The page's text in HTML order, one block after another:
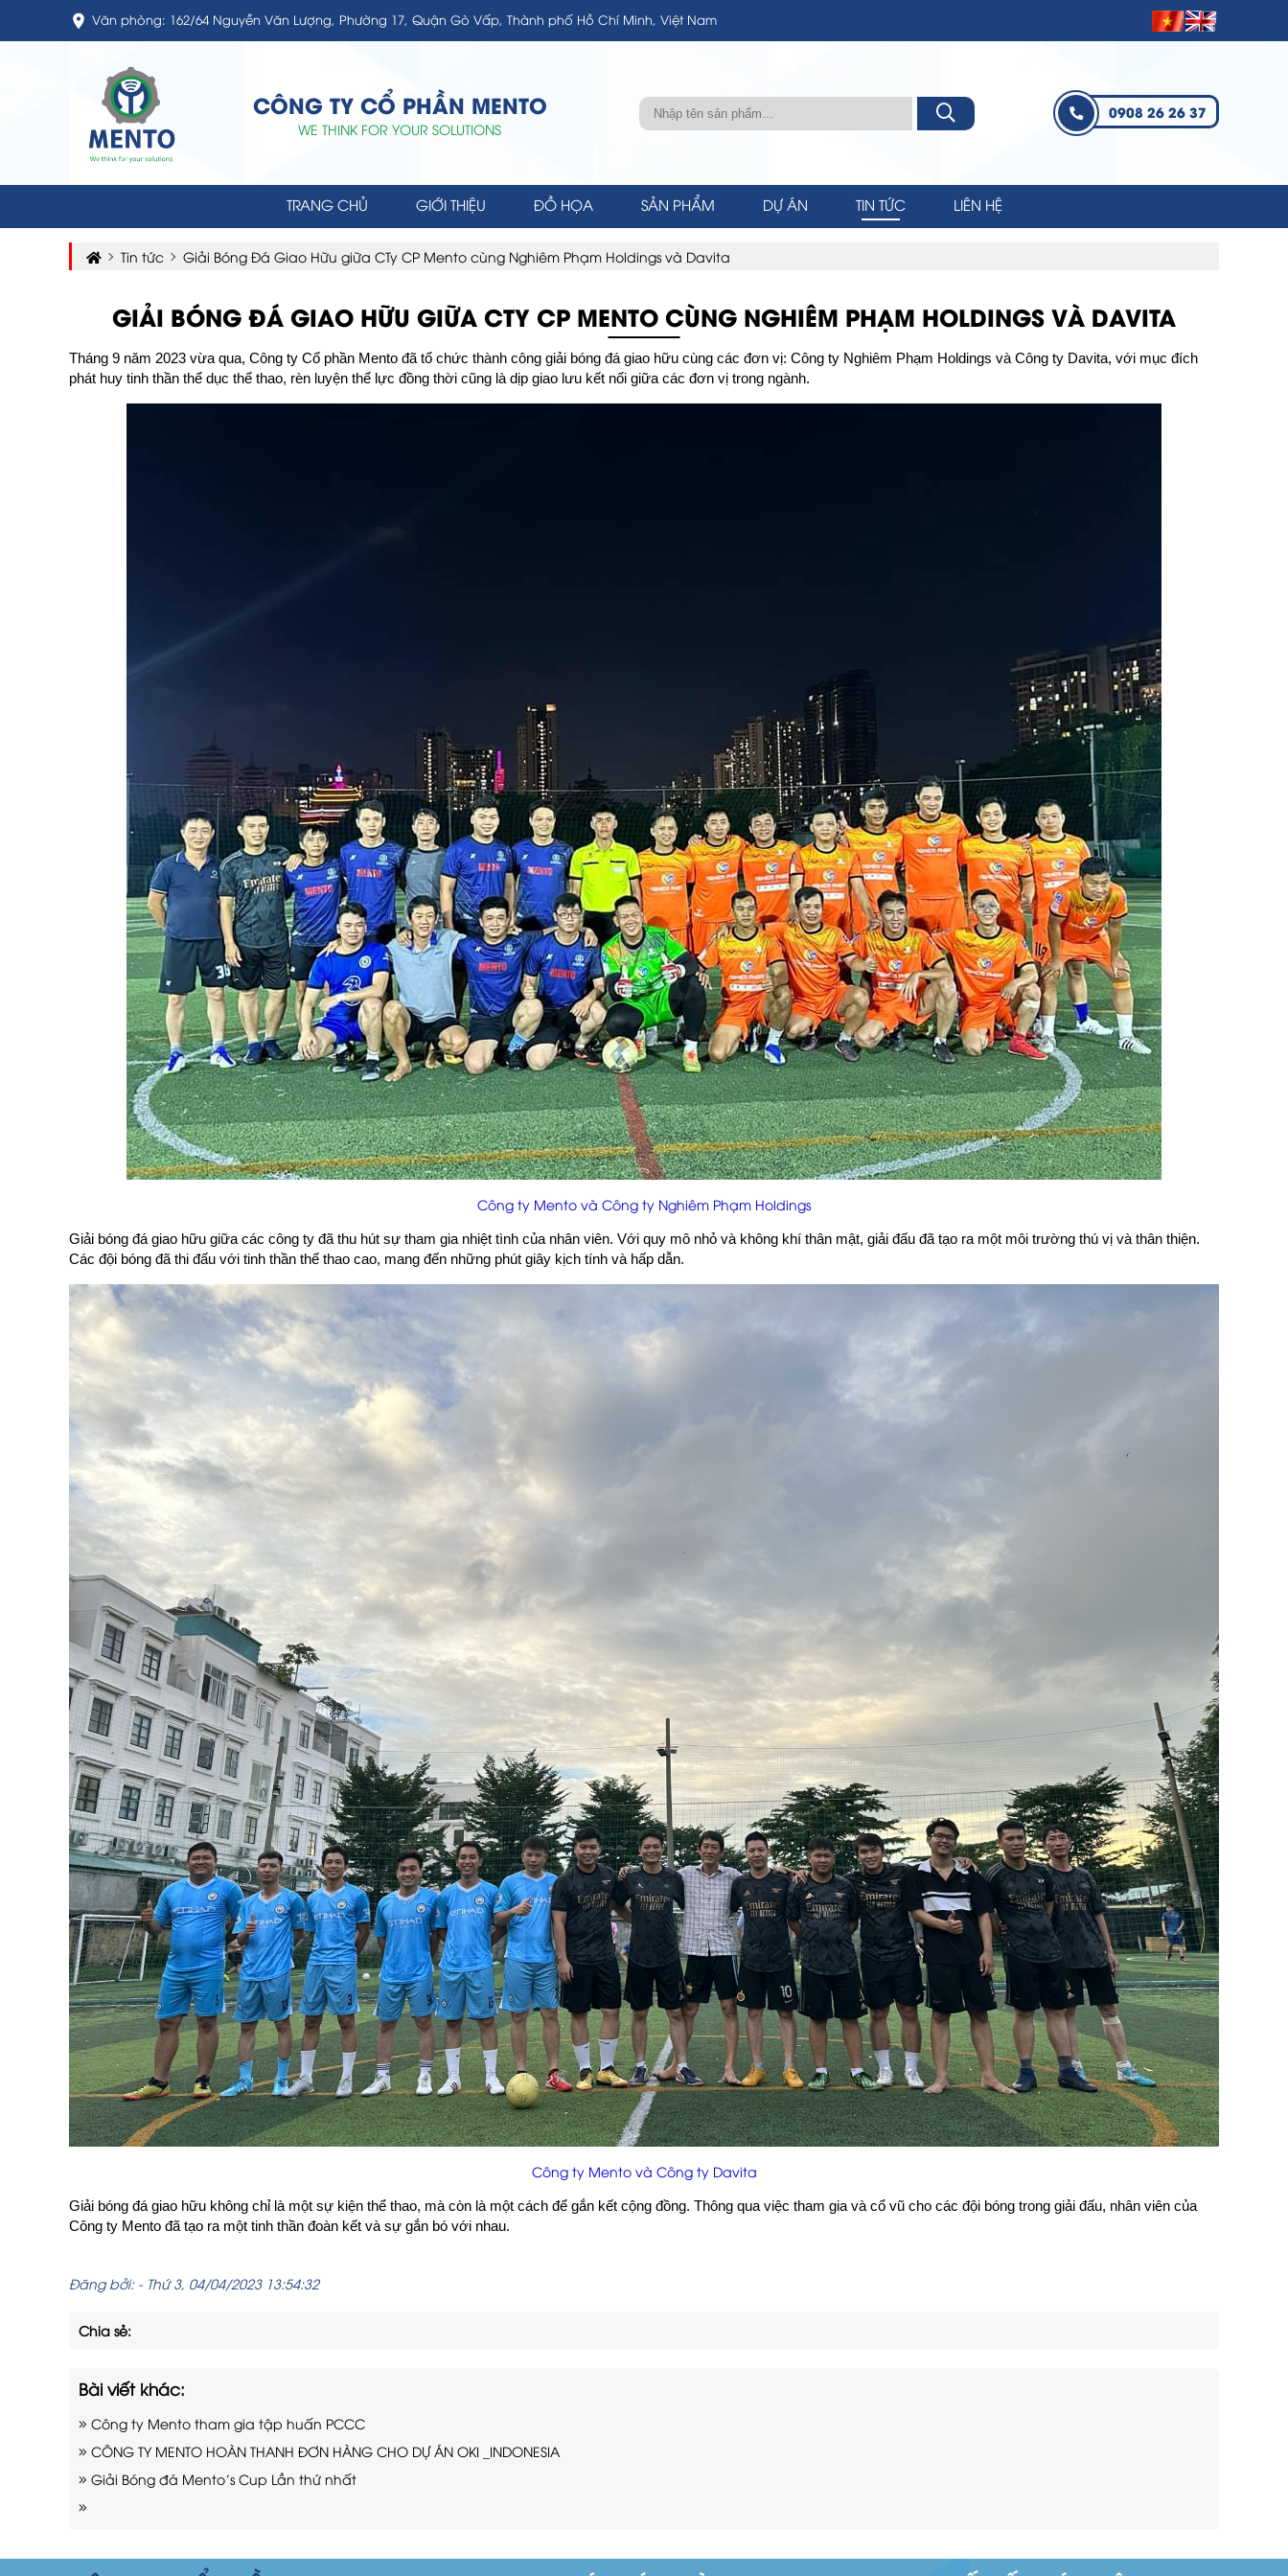
Văn phòng: 162/64 Nguyễn Văn Lượng, Phường 17, Quận Gò Vấp, Thành phố Hồ Chí Minh, Việt Nam
CÔNG TY CỔ PHẦN MENTO
WE THINK FOR YOUR SOLUTIONS
0908 26 26 37
TRANG CHỦ GIỚI THIỆU ĐỒ HỌA SẢN PHẨM DỰ ÁN TIN TỨC LIÊN HỆ
Tin tức Giải Bóng Đá Giao Hữu giữa CTy CP Mento cùng Nghiêm Phạm Holdings và Davita
GIẢI BÓNG ĐÁ GIAO HỮU GIỮA CTY CP MENTO CÙNG NGHIÊM PHẠM HOLDINGS VÀ DAVITA
Tháng 9 năm 2023 vừa qua, Công ty Cổ phần Mento đã tổ chức thành công giải bóng đá giao hữu cùng các đơn vị: Công ty Nghiêm Phạm Holdings và Công ty Davita, với mục đích
phát huy tinh thần thể dục thể thao, rèn luyện thể lực đồng thời cũng là dịp giao lưu kết nối giữa các đơn vị trong ngành.
Công ty Mento và Công ty Nghiêm Phạm Holdings
Giải bóng đá giao hữu giữa các công ty đã thu hút sự tham gia nhiệt tình của nhân viên. Với quy mô nhỏ và không khí thân mật, giải đấu đã tạo ra một môi trường thú vị và thân thiện.
Các đội bóng đã thi đấu với tinh thần thể thao cao, mang đến những phút giây kịch tính và hấp dẫn.
Công ty Mento và Công ty Davita
Giải bóng đá giao hữu không chỉ là một sự kiện thể thao, mà còn là một cách để gắn kết cộng đồng. Thông qua việc tham gia và cổ vũ cho các đội bóng trong giải đấu, nhân viên của
Công ty Mento đã tạo ra một tinh thần đoàn kết và sự gắn bó với nhau.
Đăng bởi: - Thứ 3, 04/04/2023 13:54:32
Chia sẻ:
Bài viết khác:
Công ty Mento tham gia tập huấn PCCC
CÔNG TY MENTO HOÀN THANH ĐƠN HÀNG CHO DỰ ÁN OKI _INDONESIA
Giải Bóng đá Mento’s Cup Lần thứ nhất